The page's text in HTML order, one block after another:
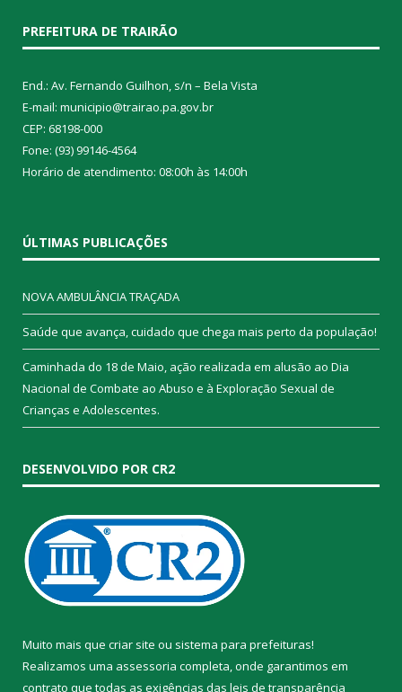
PREFEITURA DE TRAIRÃO
End.: Av. Fernando Guilhon, s/n – Bela Vista
E-mail: municipio@trairao.pa.gov.br
CEP: 68198-000
Fone: (93) 99146-4564
Horário de atendimento: 08:00h às 14:00h
ÚLTIMAS PUBLICAÇÕES
NOVA AMBULÂNCIA TRAÇADA
Saúde que avança, cuidado que chega mais perto da população!
Caminhada do 18 de Maio, ação realizada em alusão ao Dia
Nacional de Combate ao Abuso e à Exploração Sexual de
Crianças e Adolescentes.
DESENVOLVIDO POR CR2
Muito mais que criar site ou sistema para prefeituras!
Realizamos uma assessoria completa, onde garantimos em
contrato que todas as exigências das leis de transparência